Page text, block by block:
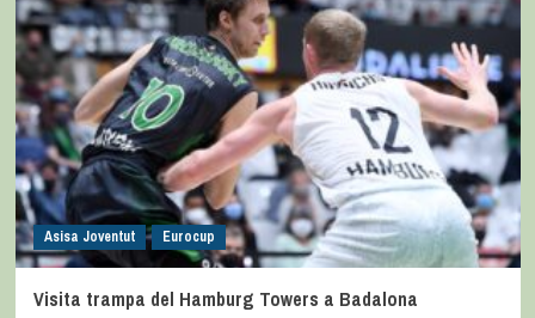
Asisa Joventut Eurocup
Visita trampa del Hamburg Towers a Badalona